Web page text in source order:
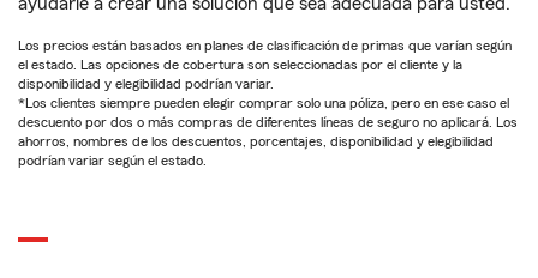
Los precios están basados en planes de clasificación de primas que varían según
el estado. Las opciones de cobertura son seleccionadas por el cliente y la
disponibilidad y elegibilidad podrían variar.
*Los clientes siempre pueden elegir comprar solo una póliza, pero en ese caso el
descuento por dos o más compras de diferentes líneas de seguro no aplicará. Los
ahorros, nombres de los descuentos, porcentajes, disponibilidad y elegibilidad
podrían variar según el estado.